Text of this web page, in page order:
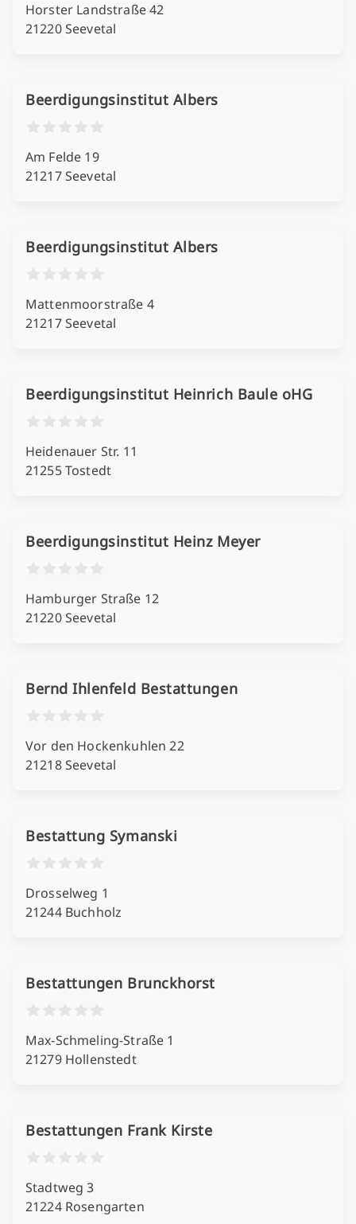
Horster Landstraße 42
21220 Seevetal
Beerdigungsinstitut Albers
Am Felde 19
21217 Seevetal
Beerdigungsinstitut Albers
Mattenmoorstraße 4
21217 Seevetal
Beerdigungsinstitut Heinrich Baule oHG
Heidenauer Str. 11
21255 Tostedt
Beerdigungsinstitut Heinz Meyer
Hamburger Straße 12
21220 Seevetal
Bernd Ihlenfeld Bestattungen
Vor den Hockenkuhlen 22
21218 Seevetal
Bestattung Symanski
Drosselweg 1
21244 Buchholz
Bestattungen Brunckhorst
Max-Schmeling-Straße 1
21279 Hollenstedt
Bestattungen Frank Kirste
Stadtweg 3
21224 Rosengarten